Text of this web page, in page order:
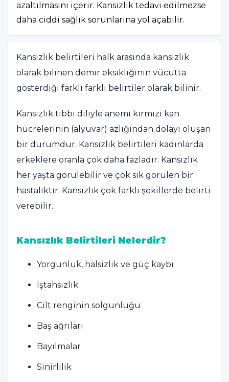
azaltılmasını içerir. Kansızlık tedavi edilmezse
daha ciddi sağlık sorunlarına yol açabilir.
Kansızlık belirtileri halk arasında kansızlık
olarak bilinen demir eksikliğinin vücutta
gösterdiği farklı farklı belirtiler olarak bilinir.
Kansızlık tıbbi diliyle anemi kırmızı kan
hücrelerinin (alyuvar) azlığından dolayı oluşan
bir durumdur. Kansızlık belirtileri kadınlarda
erkeklere oranla çok daha fazladır. Kansızlık
her yaşta görülebilir ve çok sık görülen bir
hastalıktır. Kansızlık çok farklı şekillerde belirti
verebilir.
Kansızlık Belirtileri Nelerdir?
Yorgunluk, halsizlik ve güç kaybı
İştahsızlık
Cilt renginin solgunluğu
Baş ağrıları
Bayılmalar
Sinirlilik